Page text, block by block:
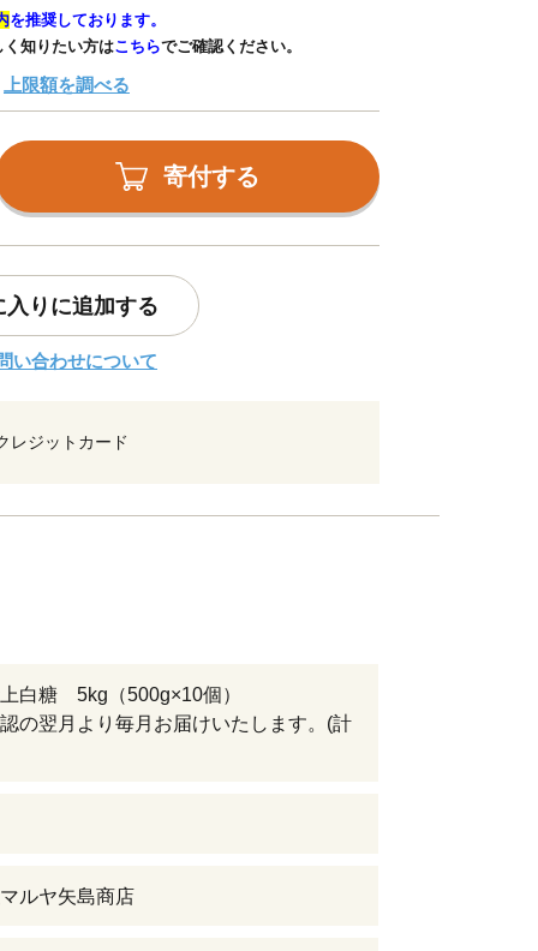
を推奨しております。
く知りたい方はこちらでご確認ください。
上限額を調べる
寄付する
入りに追加する
い合わせについて
レジットカード
白糖 5kg（500g×10個）
の翌月より毎月お届けいたします。(計
ルヤ矢島商店